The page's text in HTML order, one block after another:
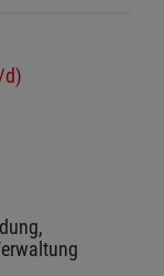
d)